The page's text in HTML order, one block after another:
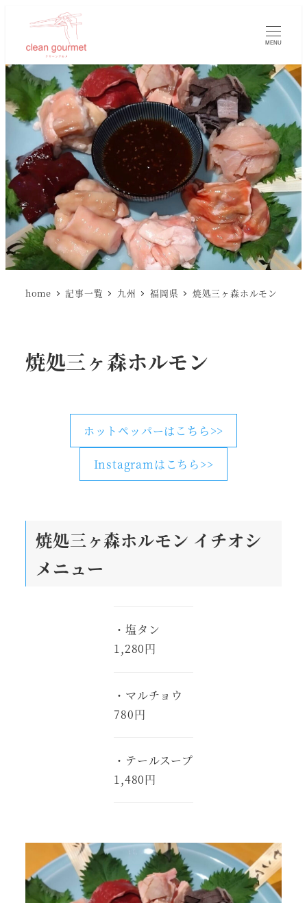
MENU
home 記事一覧 九州 福岡県 焼処三ヶ森ホルモン
焼処三ヶ森ホルモン
ホットペッパーはこちら>>
Instagramはこちら>>
焼処三ヶ森ホルモン イチオシ
メニュー
・塩タン
1,280円
・マルチョウ
780円
・テールスープ
1,480円